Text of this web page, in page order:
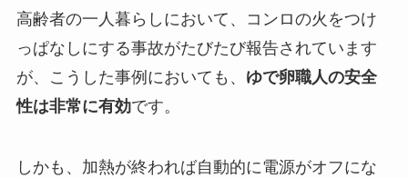
高齢者の一人暮らしにおいて、コンロの火をつけ
っぱなしにする事故がたびたび報告されています
が、こうした事例においても、 ゆで卵職人の安全
性は非常に有効です。
しかも、加熱が終われば自動的に電源がオフにな